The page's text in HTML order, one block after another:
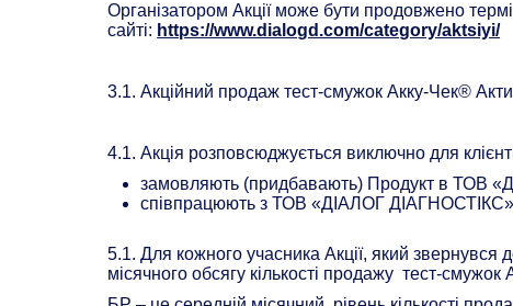
Організатором Акції може бути продовжено
сайті: https://www.dialogd.com/category/aktsiyi/
3.1. Акційний продаж тест-смужок Акку-Чек®
4.1. Акція розповсюджується виключно для
замовляють (придбавають) Продукт в ТОВ
співпрацюють з ТОВ «ДІАЛОГ ДІАГНОСТІКС»,
5.1. Для кожного учасника Акції, який звернувся
місячного обсягу кількості продажу тест-